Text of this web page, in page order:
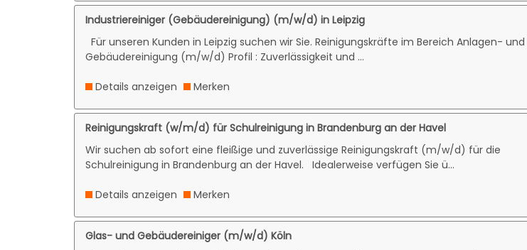
Industriereiniger (Gebäudereinigung) (m/w/d) in Leipzig
Für unseren Kunden in Leipzig suchen wir Sie. Reinigungskräfte im Bereich Anlagen- und
Gebäudereinigung (m/w/d) Profil : Zuverlässigkeit und ...
Details anzeigen Merken
Reinigungskraft (w/m/d) für Schulreinigung in Brandenburg an der Havel
Wir suchen ab sofort eine fleißige und zuverlässige Reinigungskraft (m/w/d) für die
Schulreinigung in Brandenburg an der Havel. Idealerweise verfügen Sie ü...
Details anzeigen Merken
Glas- und Gebäudereiniger (m/w/d) Köln